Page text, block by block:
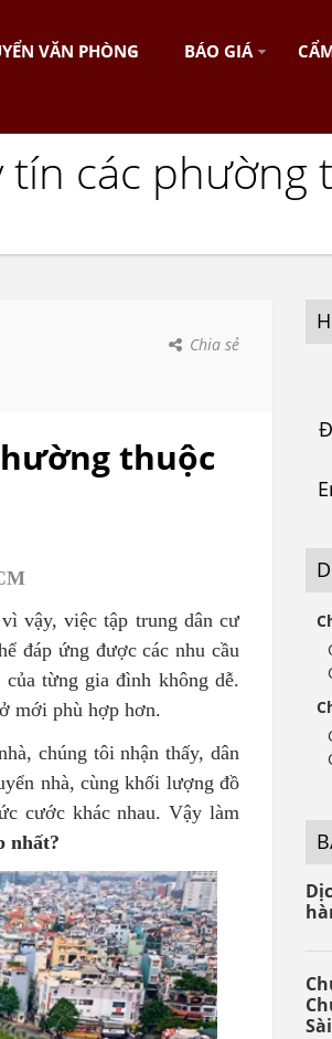
VĂN PHÒNG BÁO GIÁ
các phường
Chia sẻ
thuộc
vậy, việc tập trung dân cư
đáp ứng được các nhu cầu
từng gia đình không dễ.
mới phù hợp hơn.
chúng tôi nhận thấy, dân
nhà, cùng khối lượng đồ
cước khác nhau. Vậy làm
nhất?